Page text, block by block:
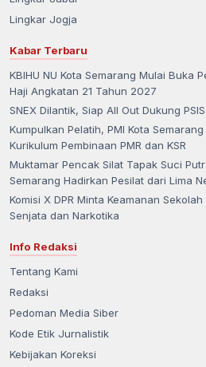
Lingkar Jogja
Kabar Terbaru
KBIHU NU Kota Semarang Mulai Buka
Haji Angkatan 21 Tahun 2027
SNEX Dilantik, Siap All Out Dukung
Kumpulkan Pelatih, PMI Kota
Kurikulum Pembinaan PMR dan KSR
Muktamar Pencak Silat Tapak Suci
Semarang Hadirkan Pesilat dari Lima
Komisi X DPR Minta Keamanan
Senjata dan Narkotika
Info Redaksi
Tentang Kami
Redaksi
Pedoman Media Siber
Kode Etik Jurnalistik
Kebijakan Koreksi